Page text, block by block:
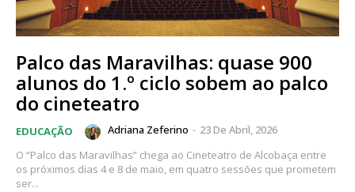
Palco das Maravilhas: quase 900
alunos do 1.º ciclo sobem ao palco
do cineteatro
EDUCAÇÃO Adriana Zeferino - 23 De Abril, 2026
O “Palco das Maravilhas” chega ao Cineteatro de Alcobaça entre
os próximos dias 4 e 8 de maio, em quatro sessões que prometem
ser...